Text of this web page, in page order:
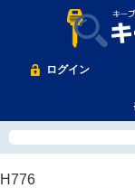
ログイン
H776